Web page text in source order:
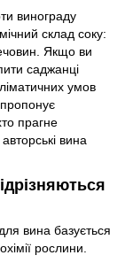
винограду
склад соку:
Якщо ви
саджанці
умов
пропонує
прагне
вина
вина базується
рослини.